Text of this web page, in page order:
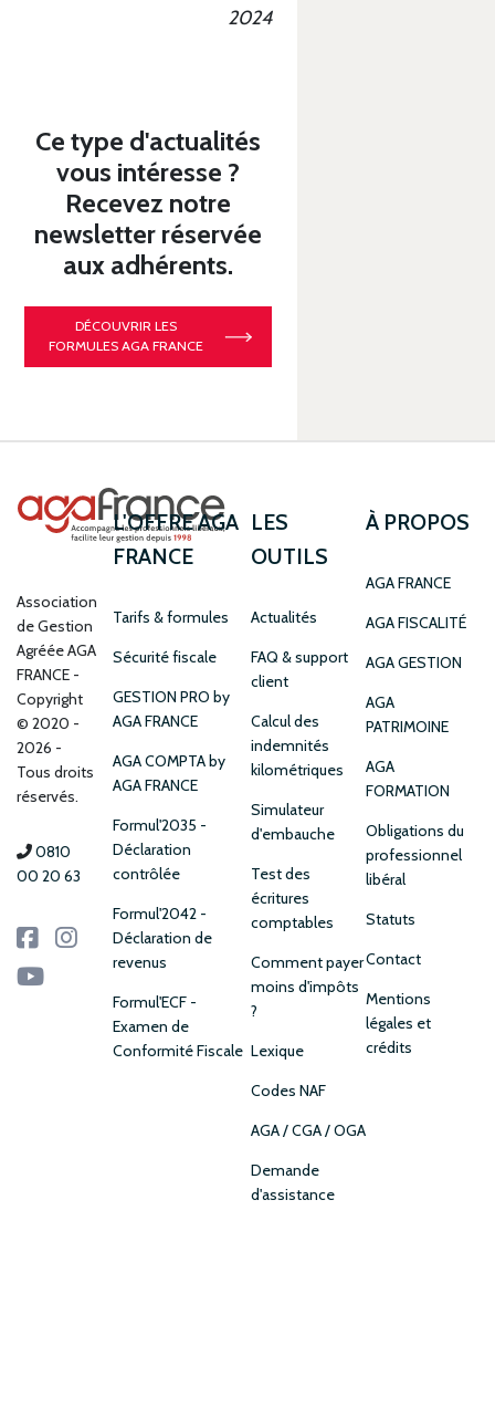
2024
Ce type d'actualités
vous intéresse ?
Recevez notre
newsletter réservée
aux adhérents.
DÉCOUVRIR LES
FORMULES AGA FRANCE
Association
de Gestion
Agréée AGA
FRANCE
Copyright
© 2020 -
2026 -
Tous droits
réservés.
0810
00 20 63
L'OFFRE AGA
FRANCE
Tarifs & formules
Sécurité fiscale
GESTION PRO by
AGA FRANCE
AGA COMPTA by
AGA FRANCE
Formul'2035 -
Déclaration
contrôlée
Formul'2042 -
Déclaration de
revenus
Formul'ECF -
Examen de
Conformité Fiscale
LES
OUTILS
Actualités
FAQ & support
client
Calcul des
indemnités
kilométriques
Simulateur
d'embauche
Test des
écritures
comptables
Comment payer
moins d'impôts
?
Lexique
Codes NAF
AGA / CGA / OGA
Demande
d'assistance
À PROPOS
AGA FRANCE
AGA FISCALITÉ
AGA GESTION
AGA
PATRIMOINE
AGA
FORMATION
Obligations du
professionnel
libéral
Statuts
Contact
Mentions
légales et
crédits